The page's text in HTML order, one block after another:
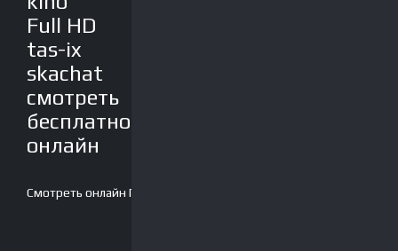
Full HD
tas-ix
skachat
смотреть
бесплатно
онлайн
Смотреть онлайн Плеер-2